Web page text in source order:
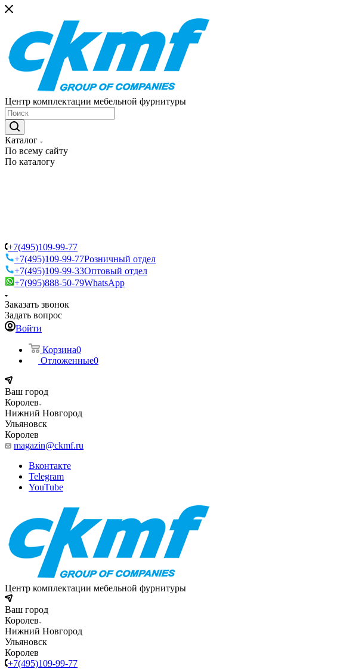
Центр комплектации мебельной фурнитуры
Каталог
По всему сайту
По каталогу
+7(495)109-99-77
+7(495)109-99-77Розничный отдел
+7(495)109-99-33Оптовый отдел
+7(995)888-50-79WhatsApp
Заказать звонок
Задать вопрос
Войти
Корзина0
Отложенные0
Ваш город
Королев
Нижний Новгород
Ульяновск
Королев
magazin@ckmf.ru
Вконтакте
Telegram
YouTube
Центр комплектации мебельной фурнитуры
Ваш город
Королев
Нижний Новгород
Ульяновск
Королев
+7(495)109-99-77